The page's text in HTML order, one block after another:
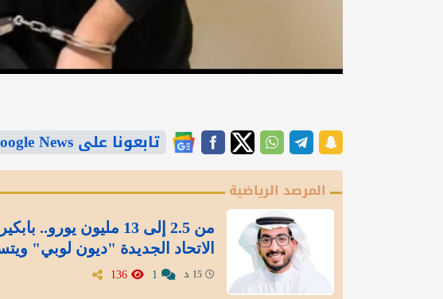
تابعونا على Google News
المرصد الرياضية
من 2.5 إلى 13 مليون
الاتحاد الجديدة "ديون لوبي"